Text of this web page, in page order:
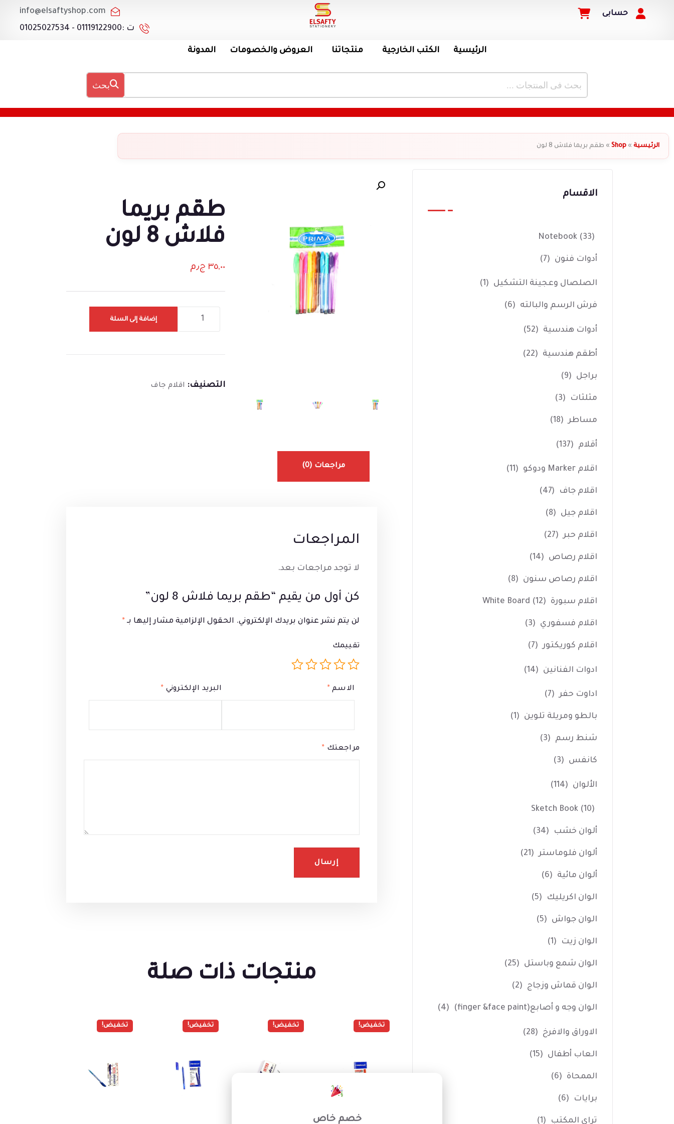
حسابى
info@elsaftyshop.com
ت :01119122900 - 01025027534
الرئيسية الكتب الخارجية منتجاتنا العروض والخصومات المدونة
بحث
الرئيسية »
Shop
» طقم بريما فلاش 8 لون
طقم بريما
فلاش 8 لون
٣٥,٠٠ ج٫م
إضافة إلى السلة
التصنيف: اقلام جاف
مراجعات (0)
المراجعات
لا توجد مراجعات بعد.
كن أول من يقيم “طقم بريما فلاش 8 لون”
لن يتم نشر عنوان بريدك الإلكتروني. الحقول الإلزامية مشار إليها بـ *
تقييمك
مراجعتك *
الاسم * البريد الإلكتروني *
منتجات ذات صلة
تخفيض! تخفيض! تخفيض! تخفيض!
الاقسام
Notebook (33)
أدوات فنون (7)
الصلصال وعجينة التشكيل (1)
فرش الرسم والبالته (6)
أدوات هندسية (52)
أطقم هندسية (22)
براجل (9)
مثلثات (3)
مساطر (18)
أقلام (137)
اقلام Marker ودوكو (11)
اقلام جاف (47)
اقلام جيل (8)
اقلام حبر (27)
اقلام رصاص (14)
اقلام رصاص سنون (8)
اقلام سبورة White Board (12)
اقلام فسفوري (3)
اقلام كوريكتور (7)
ادوات الفنانين (14)
اداوت حفر (7)
بالطو ومريلة تلوين (1)
شنط رسم (3)
كانفس (3)
الألوان (114)
Sketch Book (10)
ألوان خشب (34)
ألوان فلوماستر (21)
ألوان مائية (6)
الوان اكريليك (5)
الوان جواش (5)
الوان زيت (1)
الوان شمع وباستل (25)
الوان قماش وزجاج (2)
الوان وجه و أصابع(finger &face paint) (4)
الاوراق والافرخ (28)
العاب أطفال (15)
الممحاة (6)
برايات (6)
تراي المكتب (1) خصم خاص